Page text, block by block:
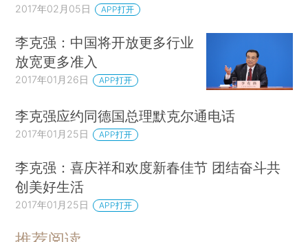
2017年02月05日 APP打开
李克强：中国将开放更多行业
放宽更多准入
2017年01月26日 APP打开
李克强应约同德国总理默克尔通电话
2017年01月25日 APP打开
李克强：喜庆祥和欢度新春佳节 团结奋斗共
创美好生活
2017年01月25日 APP打开